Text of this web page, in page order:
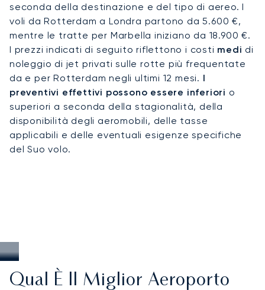
ARGUS: il nostro impegno per la sicurezza
operativa è verificato da un ente indipendente.
Questo standard, leader del settore, offre una
garanzia assoluta, assicurando che il tuo viaggio
d'affari verso il centro commerciale dei Paesi Bassi
sia gestito con la massima professionalità e
sicurezza.
seconda della destinazione e del tipo di aereo. I
voli da Rotterdam a Londra partono da 5.600 €,
mentre le tratte per Marbella iniziano da 18.900 €.
I prezzi indicati di seguito riflettono i costi medi di
noleggio di jet privati sulle rotte più frequentate
da e per Rotterdam negli ultimi 12 mesi. I
preventivi effettivi possono essere inferiori o
superiori a seconda della stagionalità, della
disponibilità degli aeromobili, delle tasse
applicabili e delle eventuali esigenze specifiche
del Suo volo.
Qual È Il Miglior Aeroporto